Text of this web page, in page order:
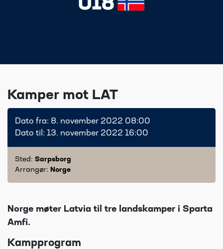
Kamper mot LAT
Dato fra: 8. november 2022 08:00
Dato til: 13. november 2022 16:00
Sted: Sarpsborg
Arrangør: Norge
Norge møter Latvia til tre landskamper i Sparta
Amfi.
Kampprogram